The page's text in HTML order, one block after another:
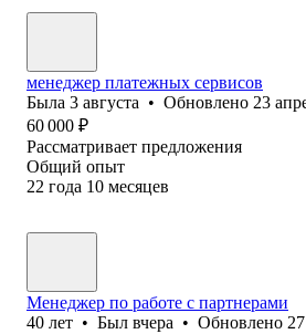
менеджер платежных сервисов
Была 3 августа • Обновлено 23
60 000 ₽
Рассматривает предложения
Общий опыт
22 года 10 месяцев
Менеджер по работе с партнерами
40 лет • Был вчера • Обновлено